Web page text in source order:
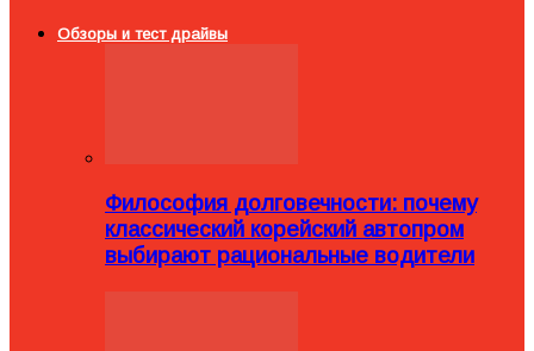
Обзоры и тест драйвы
Философия долговечности: почему
классический корейский автопром
выбирают рациональные водители